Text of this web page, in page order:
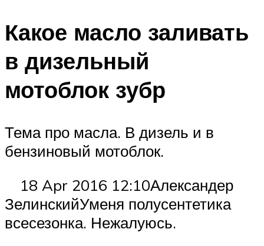
Какое масло заливать
в дизельный
мотоблок зубр
Тема про масла. В дизель и в
бензиновый мотоблок.
18 Apr 2016 12:10Александер
ЗелинскийУменя полусентетика
всесезонка. Нежалуюсь.